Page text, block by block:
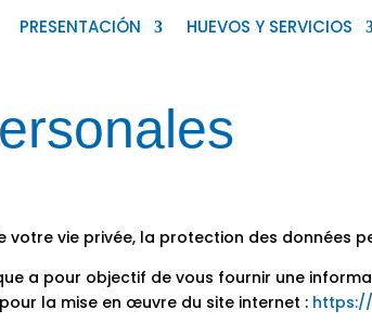
PRESENTACIÓN HUEVOS Y SERVICIOS
votre vie privée, la protection des données
a pour objectif de vous fournir une
la mise en œuvre du site internet :